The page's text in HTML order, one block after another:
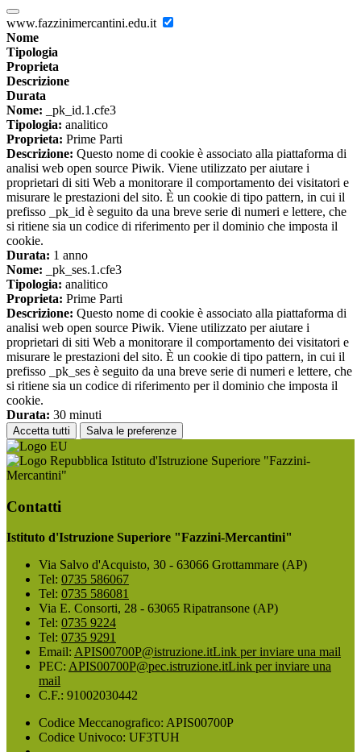
www.fazzinimercantini.edu.it
Nome
Tipologia
Proprieta
Descrizione
Durata
Nome: _pk_id.1.cfe3
Tipologia: analitico
Proprieta: Prime Parti
Descrizione: Questo nome di cookie è associato alla piattaforma di
analisi web open source Piwik. Viene utilizzato per aiutare i
proprietari di siti Web a monitorare il comportamento dei visitatori e
misurare le prestazioni del sito. È un cookie di tipo pattern, in cui il
prefisso _pk_id è seguito da una breve serie di numeri e lettere, che
si ritiene sia un codice di riferimento per il dominio che imposta il
cookie.
Durata: 1 anno
Nome: _pk_ses.1.cfe3
Tipologia: analitico
Proprieta: Prime Parti
Descrizione: Questo nome di cookie è associato alla piattaforma di
analisi web open source Piwik. Viene utilizzato per aiutare i
proprietari di siti Web a monitorare il comportamento dei visitatori e
misurare le prestazioni del sito. È un cookie di tipo pattern, in cui il
prefisso _pk_ses è seguito da una breve serie di numeri e lettere, che
si ritiene sia un codice di riferimento per il dominio che imposta il
cookie.
Durata: 30 minuti
Accetta tutti Salva le preferenze
Istituto d'Istruzione Superiore "Fazzini-
Mercantini"
Contatti
Istituto d'Istruzione Superiore "Fazzini-Mercantini"
Via Salvo d'Acquisto, 30 - 63066 Grottammare (AP)
Tel: 0735 586067
Tel: 0735 586081
Via E. Consorti, 28 - 63065 Ripatransone (AP)
Tel: 0735 9224
Tel: 0735 9291
Email: APIS00700P@istruzione.itLink per inviare una mail
PEC: APIS00700P@pec.istruzione.itLink per inviare una
mail
C.F.: 91002030442
Codice Meccanografico: APIS00700P
Codice Univoco: UF3TUH